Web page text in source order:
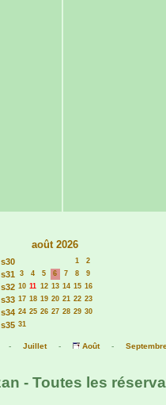
août 2026
s30 1 2
s31 3 4 5 6 7 8 9
s32 10 11 12 13 14 15 16
s33 17 18 19 20 21 22 23
s34 24 25 26 27 28 29 30
s35 31
- Juillet- Août-
- Toutes les